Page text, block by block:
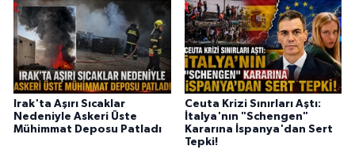
Irak'ta Aşırı Sıcaklar
Nedeniyle Askeri Üste
Mühimmat Deposu Patladı
Ceuta Krizi Sınırları Aştı:
İtalya'nın "Schengen"
Kararına İspanya'dan Sert
Tepki!